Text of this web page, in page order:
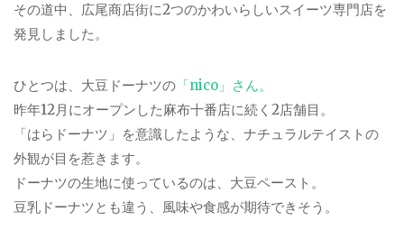
その道中、広尾商店街に2つのかわいらしいスイーツ専門店を
発見しました。
ひとつは、大豆ドーナツの 「nico」さん。
昨年12月にオープンした麻布十番店に続く2店舗目。
「はらドーナツ」を意識したような、ナチュラルテイストの
外観が目を惹きます。
ドーナツの生地に使っているのは、大豆ペースト。
豆乳ドーナツとも違う、風味や食感が期待できそう。